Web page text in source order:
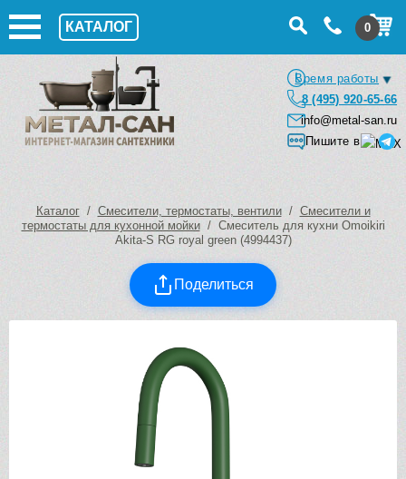
КАТАЛОГ 0
Время работы
8 (495) 920-65-66
info@metal-san.ru
Пишите в
Каталог/ Смесители, термостаты, вентили/ Смесители и
термостаты для кухонной мойки/ Смеситель для кухни Omoikiri
Akita-S RG royal green (4994437)
Поделиться